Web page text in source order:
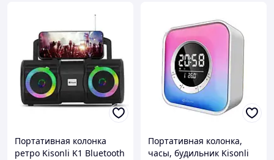
Портативная колонка
ретро Kisonli K1 Bluetooth
Портативная колонка,
часы, будильник Kisonli